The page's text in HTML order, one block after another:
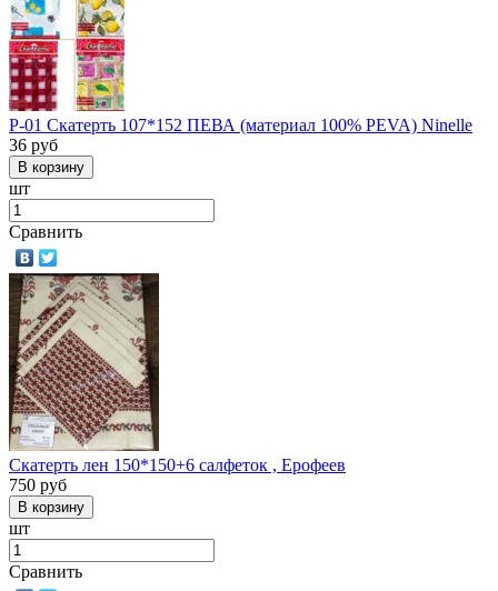
P-01 Скатерть 107*152 ПЕВА (материал 100% PEVA) Ninelle
36 руб
шт
Сравнить
Скатерть лен 150*150+6 салфеток , Ерофеев
750 руб
шт
Сравнить